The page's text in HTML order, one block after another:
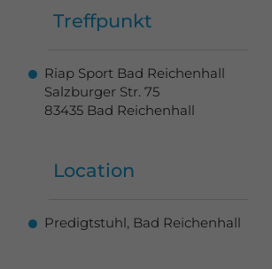
Treffpunkt
Riap Sport Bad Reichenhall
Salzburger Str. 75
83435 Bad Reichenhall
Location
Predigtstuhl, Bad Reichenhall